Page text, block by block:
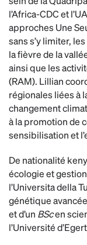
l’Africa-CDC et
approches Une
sans s’y limiter,
la fièvre de la
ainsi que les
(RAM). Lillian
régionales liées à
changement
à la promotion de
sensibilisation et
De nationalité
écologie et
l’Universita della
génétique
et d’un BScen
l’Université